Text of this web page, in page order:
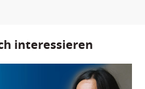
interessieren